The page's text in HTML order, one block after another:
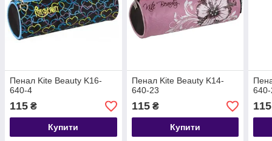
Пенал Kite Beauty K16-
640-4
115 ₴
Купити
Пенал Kite Beauty K14-
640-23
115₴
Купити
115